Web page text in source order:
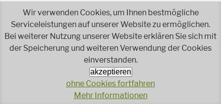
Wiederverwendung von Elektroaltgeräten
Wasser - das Businessgetränk
Wohnprojekt Parcours
Jetzt faire und ökologische Mode kaufen!
Reparieren leicht gemacht!
Wir verwenden Cookies, um Ihnen bestmögliche
Serviceleistungen auf unserer Website zu ermöglichen.
Bei weiterer Nutzung unserer Website erklären Sie sich mit
der Speicherung und weiteren Verwendung der Cookies
einverstanden.
akzeptieren
ohne Cookies fortfahren
Mehr Informationen